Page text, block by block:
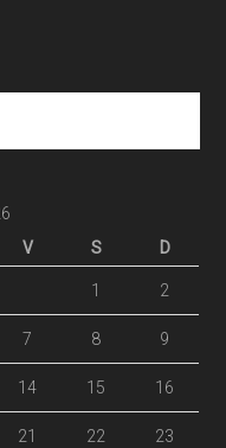
V S D
1 2
7 8 9
14 15 16
21 22 23